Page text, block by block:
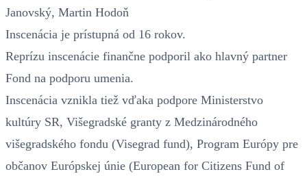
Janovský, Martin Hodoň
Inscenácia je prístupná od 16 rokov.
Reprízu inscenácie finančne podporil ako hlavný partner
Fond na podporu umenia.
Inscenácia vznikla tiež vďaka podpore Ministerstvo
kultúry SR, Višegradské granty z Medzinárodného
višegradského fondu (Visegrad fund), Program Európy pre
občanov Európskej únie (European for Citizens Fund of